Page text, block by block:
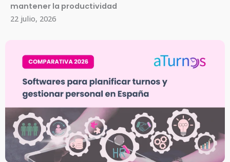
mantener la productividad
22 julio, 2026